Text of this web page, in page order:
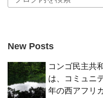
New Posts
コンゴ民主共
は、コミュニ
年の西アフリ